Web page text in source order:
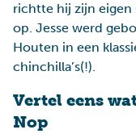
richtte hij zijn eigen
op. Jesse werd
Houten in een
chinchilla’s(!).
Vertel eens
Nop